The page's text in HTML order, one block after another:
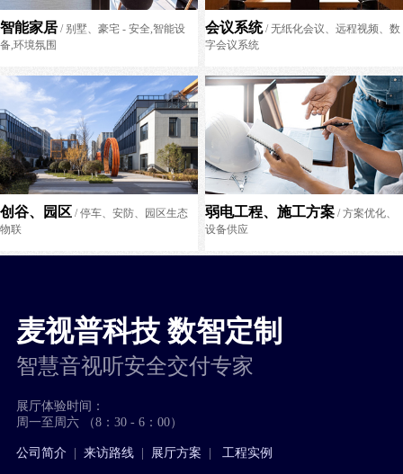
智能家居 / 别墅、豪宅 - 安全,智能设
备,环境氛围
会议系统/ 无纸化会议、远程视频、数
字会议系统
创谷、园区 / 停车、安防、园区生态
物联
弱电工程、施工方案 / 方案优化、
设备供应
麦视普科技 数智定制
智慧音视听安全交付专家
展厅体验时间：
周一至周六 （8：30 - 6：00）
公司简介 来访路线| 展厅方案 工程实例